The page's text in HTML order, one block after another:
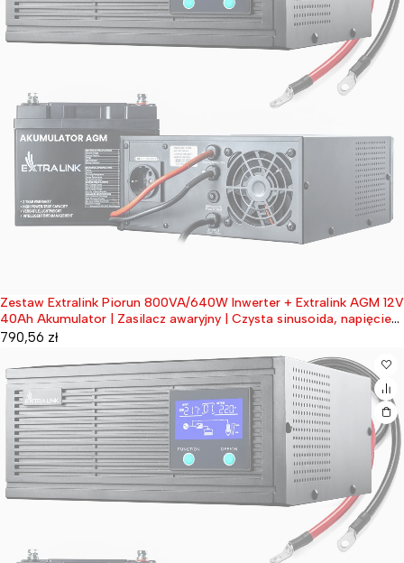
Wyprzedane
Zestaw Extralink Piorun 800VA/640W Inwerter + Extralink AGM 12V
40Ah Akumulator | Zasilacz awaryjny | Czysta sinusoida, napięcie
akumulatora 12VDC + bezobsługowy
790,56 zł